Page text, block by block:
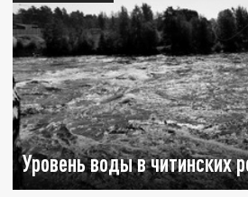
Уровень воды в читинских